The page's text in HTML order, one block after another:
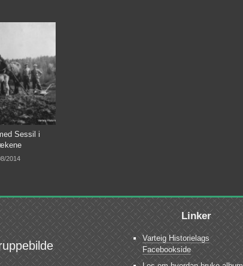
Sessil i
2014
Linker
Varteig Historielags
Facebookside